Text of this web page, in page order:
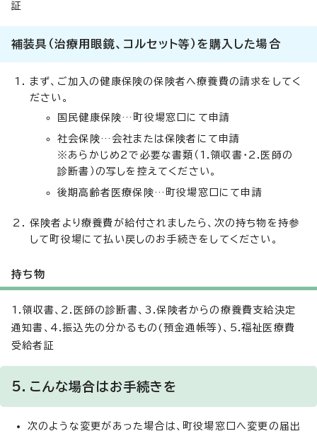
証
補装具（治療用眼鏡、コルセット等）を購入した場合
まず、ご加入の健康保険の保険者へ療養費の請求をしてく
ださい。
国民健康保険…町役場窓口にて申請
社会保険…会社または保険者にて申請
※あらかじめ2で必要な書類（1.領収書・2.医師の
診断書）の写しを控えてください。
後期高齢者医療保険…町役場窓口にて申請
保険者より療養費が給付されましたら、次の持ち物を持参
して町役場にて払い戻しのお手続きをしてください。
持ち物
1.領収書、2.医師の診断書、3.保険者からの療養費支給決定
通知書、4.振込先の分かるもの(預金通帳等)、5.福祉医療費
受給者証
5．こんな場合はお手続きを
次のような変更があった場合は、町役場窓口へ変更の届出